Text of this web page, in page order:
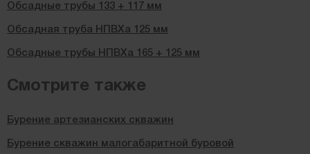
Обсадные трубы 133 + 117 мм
Обсадная труба НПВХа 125 мм
Обсадные трубы НПВХа 165 + 125 мм
Смотрите также
Бурение артезианских скважин
Бурение скважин малогабаритной буровой